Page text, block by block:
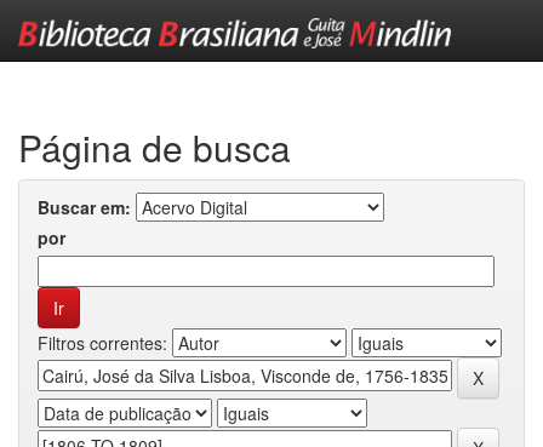
Página de busca
Buscar em:
por
Filtros correntes: